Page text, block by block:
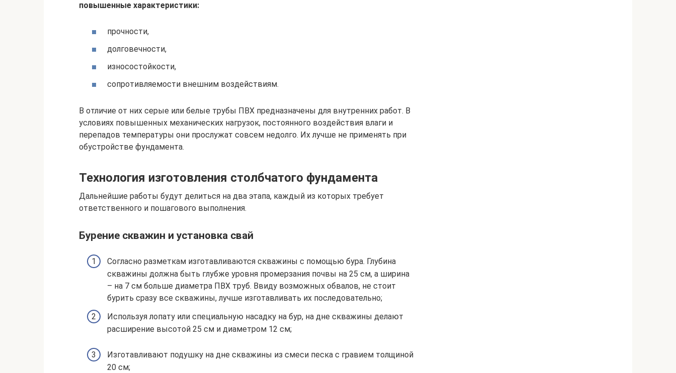
повышенные характеристики:
прочности,
долговечности,
износостойкости,
сопротивляемости внешним воздействиям.
В отличие от них серые или белые трубы ПВХ предназначены для внутренних работ. В
условиях повышенных механических нагрузок, постоянного воздействия влаги и
перепадов температуры они прослужат совсем недолго. Их лучше не применять при
обустройстве фундамента.
Технология изготовления столбчатого фундамента
Дальнейшие работы будут делиться на два этапа, каждый из которых требует
ответственного и пошагового выполнения.
Бурение скважин и установка свай
Согласно разметкам изготавливаются скважины с помощью бура. Глубина
скважины должна быть глубже уровня промерзания почвы на 25 см, а ширина
– на 7 см больше диаметра ПВХ труб. Ввиду возможных обвалов, не стоит
бурить сразу все скважины, лучше изготавливать их последовательно;
Используя лопату или специальную насадку на бур, на дне скважины делают
расширение высотой 25 см и диаметром 12 см;
Изготавливают подушку на дне скважины из смеси песка с гравием толщиной
20 см;